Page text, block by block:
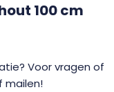
100 cm
Voor vragen of
mailen!